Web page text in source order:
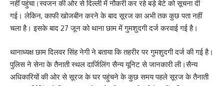
नहीं पहुंचा।स्वजन की ओर से दिल्ली में नौकरी कर रहे बड़े बेटे को सूचना दी
गई। लेकिन, काफी खोजबीन करने के बाद सूरज का अभी तक कुछ पता नहीं
चला है। इसके बाद 27 जून को थाना छाम में गुमशुदगी दर्ज करवाई गई है।
थानाध्यक्ष छाम दिलवर सिंह नेगी ने बताया कि तहरीर पर गुमशुदगी दर्ज की गई है।
पुलिस ने सेना के तैनाती स्थल दार्जिलिंग सैन्य यूनिट से जानकारी ली।सैन्य
अधिकारियों की ओर से सूरज के घर पहुंचने के कुछ समय पहले सूरज के तैनाती